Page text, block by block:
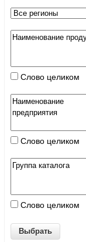
Слово целиком
Слово целиком
Слово целиком